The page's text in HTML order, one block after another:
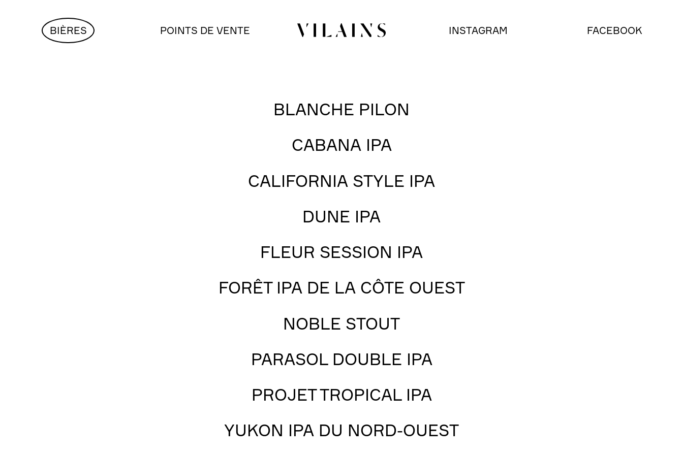
BIÈRES POINTS DE VENTE INSTAGRAM FACEBOOK
BLANCHE PILON
CABANA IPA
CALIFORNIA STYLE IPA
DUNE IPA
FLEUR SESSION IPA
FORÊT IPA DE LA CÔTE OUEST
NOBLE STOUT
PARASOL DOUBLE IPA
PROJET TROPICAL IPA
YUKON IPA DU NORD-OUEST